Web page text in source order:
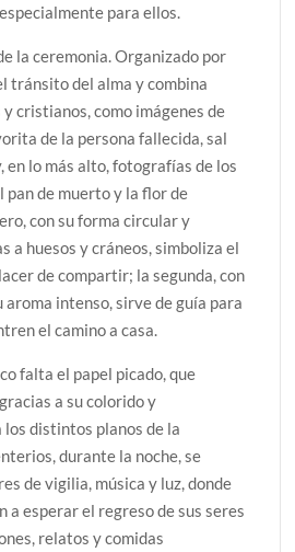
para ellos.
la ceremonia. Organizado por
tránsito del alma y combina
cristianos, como imágenes de
de la persona fallecida, sal
en lo más alto, fotografías de los
pan de muerto y la flor de
con su forma circular y
a huesos y cráneos, simboliza el
de compartir; la segunda, con
aroma intenso, sirve de guía para
el camino a casa.
falta el papel picado, que
a su colorido y
distintos planos de la
durante la noche, se
de vigilia, música y luz, donde
a esperar el regreso de sus seres
relatos y comidas